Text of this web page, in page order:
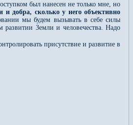
был нанесен не только мне, но
добра, сколько у него объективно
мы будем вызывать в себе силы
Земли и человечества. Надо
присутствие и развитие в